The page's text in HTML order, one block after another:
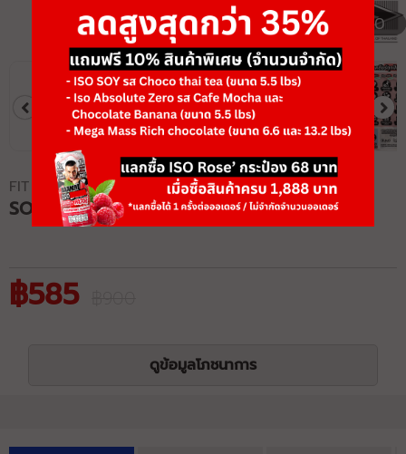
1/10
FIT ANGEL
SOY PROTEIN ISOLATE
฿585
ดูข้อมูลโภชนาการ